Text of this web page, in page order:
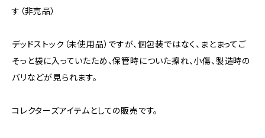
す（非売品）
デッドストック（未使用品）ですが、個包装ではなく、まとまってご
そっと袋に入っていたため、保管時についた擦れ、小傷、製造時の
バリなどが見られます。
コレクターズアイテムとしての販売です。